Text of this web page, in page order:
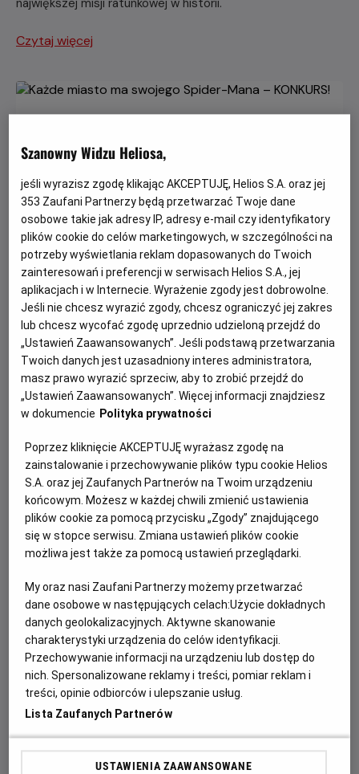
Czytaj więcej
Każde miasto ma swojego Spider-Mana –
KONKURS!
Z okazji premiery filmu „Spider-Man: Całkiem nowy dzień”
chcemy udowodnić, że każdy z nas może zostać Spider-
Manem w swoim otoczeniu.
Gwiazdozbiór Psa - bilety już w
sprzedaży!
Przeżyj emocjonującą historię o odwadze, przetrwaniu i
poszukiwaniu nadziei w postapokaliptycznym świecie.
Szanowny Widzu Heliosa,
jeśli wyrazisz zgodę klikając AKCEPTUJĘ, Helios S.A. oraz jej
353 Zaufani Partnerzy będą przetwarzać Twoje dane
osobowe takie jak adresy IP, adresy e-mail czy identyfikatory
plików cookie do celów marketingowych, w szczególności na
potrzeby wyświetlania reklam dopasowanych do Twoich
zainteresowań i preferencji w serwisach Helios S.A., jej
aplikacjach i w Internecie. Wyrażenie zgody jest dobrowolne.
Jeśli nie chcesz wyrazić zgody, chcesz ograniczyć jej zakres
lub chcesz wycofać zgodę uprzednio udzieloną przejdź do
„Ustawień Zaawansowanych”. Jeśli podstawą przetwarzania
Twoich danych jest uzasadniony interes administratora,
masz prawo wyrazić sprzeciw, aby to zrobić przejdź do
„Ustawień Zaawansowanych”. Więcej informacji znajdziesz
w dokumencie Polityka prywatności
Poprzez kliknięcie AKCEPTUJĘ wyrażasz zgodę na
zainstalowanie i przechowywanie plików typu cookie Helios
S.A. oraz jej Zaufanych Partnerów na Twoim urządzeniu
końcowym. Możesz w każdej chwili zmienić ustawienia
plików cookie za pomocą przycisku „Zgody” znajdującego
się w stopce serwisu. Zmiana ustawień plików cookie
możliwa jest także za pomocą ustawień przeglądarki.
My oraz nasi Zaufani Partnerzy możemy przetwarzać
dane osobowe w następujących celach:Użycie dokładnych
danych geolokalizacyjnych. Aktywne skanowanie
charakterystyki urządzenia do celów identyfikacji.
Przechowywanie informacji na urządzeniu lub dostęp do
nich. Spersonalizowane reklamy i treści, pomiar reklam i
treści, opinie odbiorców i ulepszanie usług.
Lista Zaufanych Partnerów
USTAWIENIA ZAAWANSOWANE